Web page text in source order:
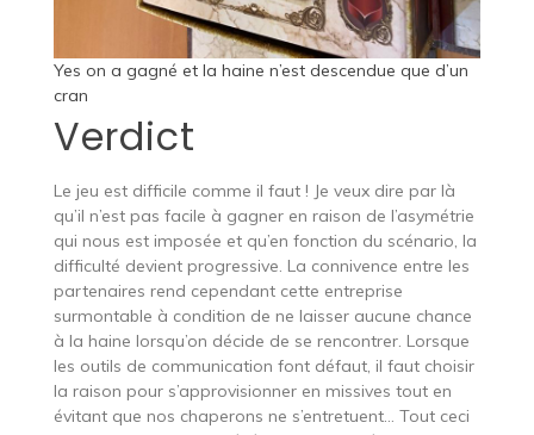
Yes on a gagné et la haine n’est descendue que d’un
cran
Verdict
Le jeu est difficile comme il faut ! Je veux dire par là
qu’il n’est pas facile à gagner en raison de l’asymétrie
qui nous est imposée et qu’en fonction du scénario, la
difficulté devient progressive. La connivence entre les
partenaires rend cependant cette entreprise
surmontable à condition de ne laisser aucune chance
à la haine lorsqu’on décide de se rencontrer. Lorsque
les outils de communication font défaut, il faut choisir
la raison pour s’approvisionner en missives tout en
évitant que nos chaperons ne s’entretuent… Tout ceci